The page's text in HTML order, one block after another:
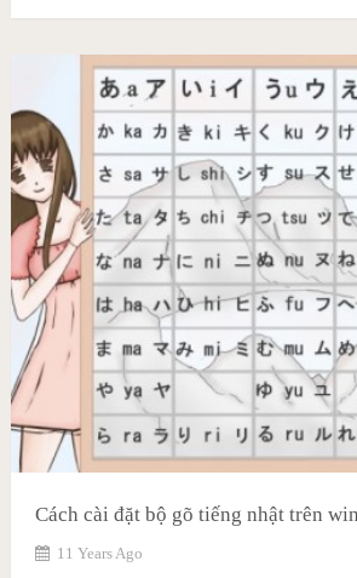
Cách cài đặt bộ gõ tiếng nhật trên
11 Years Ago